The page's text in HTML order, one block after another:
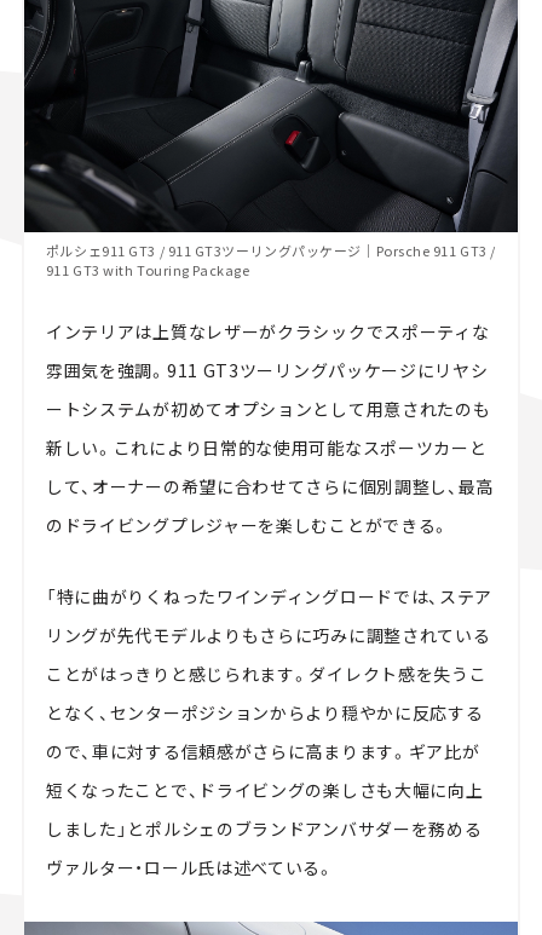
ポルシェ911 GT3 / 911 GT3ツーリングパッケージ｜Porsche 911 GT3 /
911 GT3 with Touring Package
インテリアは上質なレザーがクラシックでスポーティな
雰囲気を強調。911 GT3ツーリングパッケージにリヤシ
ートシステムが初めてオプションとして用意されたのも
新しい。これにより日常的な使用可能なスポーツカーと
して、オーナーの希望に合わせてさらに個別調整し、最高
のドライビングプレジャーを楽しむことができる。
「特に曲がりくねったワインディングロードでは、ステア
リングが先代モデルよりもさらに巧みに調整されている
ことがはっきりと感じられます。ダイレクト感を失うこ
となく、センターポジションからより穏やかに反応する
ので、車に対する信頼感がさらに高まります。ギア比が
短くなったことで、ドライビングの楽しさも大幅に向上
しました」とポルシェのブランドアンバサダーを務める
ヴァルター・ロール氏は述べている。